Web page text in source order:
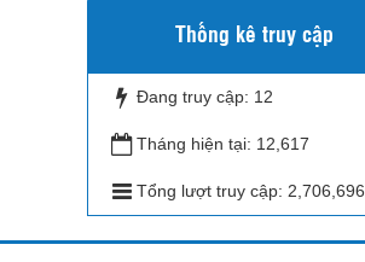
Thống kê truy cập
Đang truy cập: 12
Tháng hiện tại: 12,617
Tổng lượt truy cập: 2,706,696